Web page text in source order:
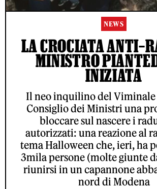
NEWS
LA CROCIATA
MINISTRO
INIZIATA
Il neo inquilino del
Consiglio dei Ministri una
bloccare sul nascere i
autorizzati: una reazione al
tema Halloween che, ieri, ha
3mila persone (molte giunte
riunirsi in un capannone
nord di Modena